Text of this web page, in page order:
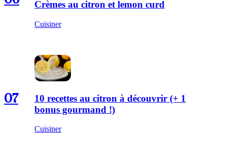
Crèmes au citron et lemon curd
Cuisiner
07
10 recettes au citron à découvrir (+ 1
bonus gourmand !)
Cuisiner